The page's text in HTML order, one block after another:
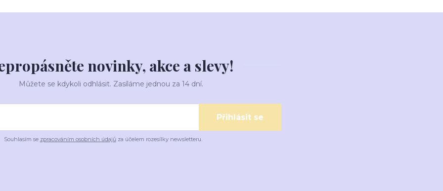
novinky, akce a slevy!
Můžete se kdykoli odhlásit. Zasíláme jednou za 14 dní.
Přihlásit se
Souhlasím se zpracováním osobních údajůza účelem rozesílky newsletteru.